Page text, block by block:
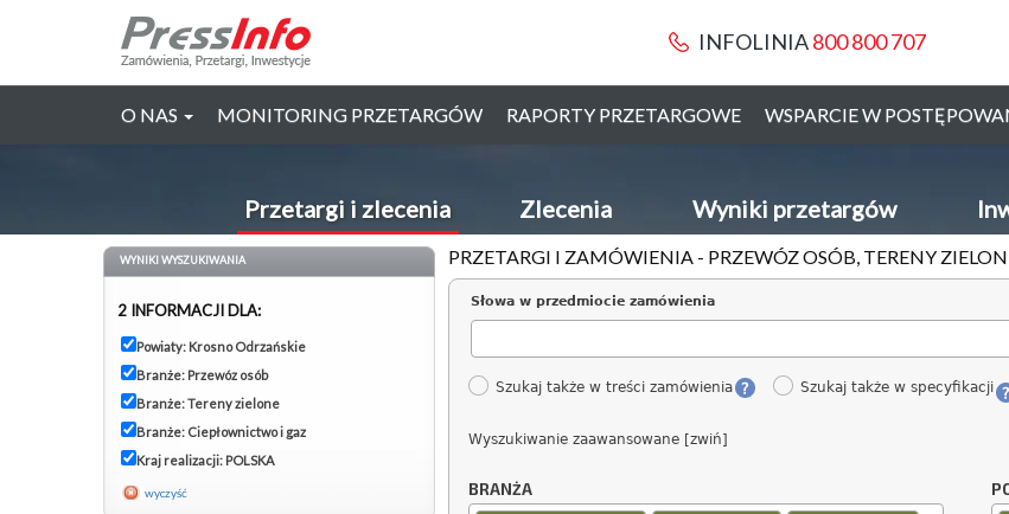
INFOLINIA800 800 707
O NAS MONITORING PRZETARGÓW RAPORTY PRZETARGOWE WSPARCIE W
Przetargi i zlecenia Zlecenia Wyniki przetargów
PRZETARGI I ZAMÓWIENIA - PRZEWÓZ OSÓB, TERENY
Słowa w przedmiocie zamówienia
Szukaj także w treści zamówienia Szukaj także w specyfikacji
Wyszukiwanie zaawansowane [zwiń]
BRANŻA
WYNIKI WYSZUKIWANIA
2 INFORMACJI DLA:
Powiaty: Krosno Odrzańskie
Branże: Przewóz osób
Branże: Tereny zielone
Branże: Ciepłownictwo i gaz
Kraj realizacji: POLSKA
wyczyść